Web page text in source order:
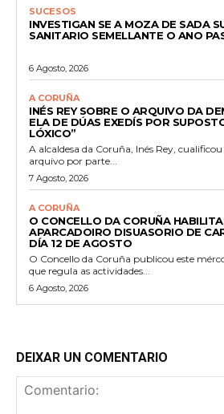
SUCESOS
INVESTIGAN SE A MOZA DE SADA
SANITARIO SEMELLANTE O ANO
6 Agosto, 2026
A CORUÑA
INÉS REY SOBRE O ARQUIVO DA
ELA DE DÚAS EXEDÍS POR
LÓXICO”
A alcaldesa da Coruña, Inés Rey,
arquivo por parte...
7 Agosto, 2026
A CORUÑA
O CONCELLO DA CORUÑA
APARCADOIRO DISUASORIO DE
DÍA 12 DE AGOSTO
O Concello da Coruña publicou este
que regula as actividades...
6 Agosto, 2026
DEIXAR UN COMENTARIO